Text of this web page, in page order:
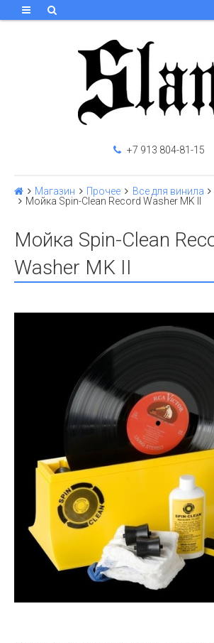
+7 913 804-81-15
Магазин Прочее Все для винила
Мойка Spin-Clean Record Washer MK II
Мойка Spin-Clean
Washer MK II